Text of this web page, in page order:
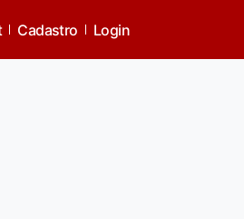
Cadastro Login